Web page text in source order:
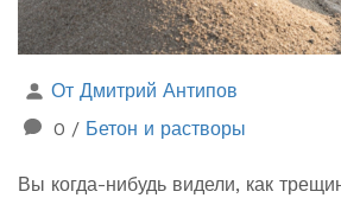
От Дмитрий Антипов
0 / Бетон и растворы
Вы когда-нибудь видели, как